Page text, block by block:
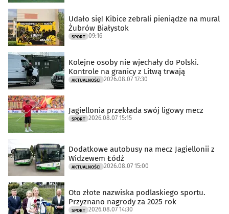
Udało się! Kibice zebrali pieniądze na mural
Żubrów Białystok
SPORT 09:16
Kolejne osoby nie wjechały do Polski.
Kontrole na granicy z Litwą trwają
AKTUALNOŚCI 2026.08.07 17:30
Jagiellonia przekłada swój ligowy mecz
SPORT 2026.08.07 15:15
Dodatkowe autobusy na mecz Jagiellonii z
Widzewem Łódź
AKTUALNOŚCI 2026.08.07 15:00
Oto złote nazwiska podlaskiego sportu.
Przyznano nagrody za 2025 rok
SPORT 2026.08.07 14:30